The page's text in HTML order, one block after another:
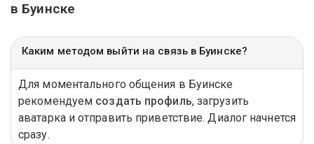
в Буинске
Каким методом выйти на связь в Буинске?
Для моментального общения в Буинске
рекомендуем создать профиль, загрузить
аватарка и отправить приветствие. Диалог начнется
сразу.